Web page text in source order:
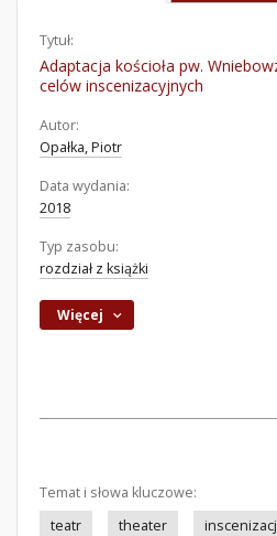
Tytuł:
Adaptacja kościoła pw.
celów inscenizacyjnych
Autor:
Opałka, Piotr
Data wydania:
2018
Typ zasobu:
rozdział z książki
Więcej
Temat i słowa kluczowe:
teatr
theater